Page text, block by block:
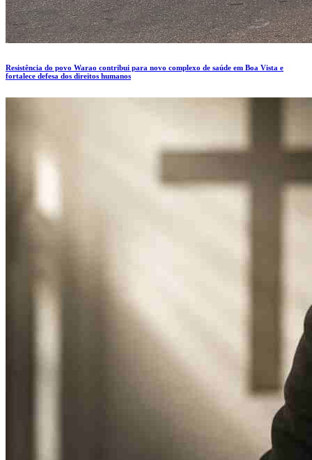
Resistência do povo Warao contribui para novo complexo de saúde em Boa Vista e
fortalece defesa dos direitos humanos